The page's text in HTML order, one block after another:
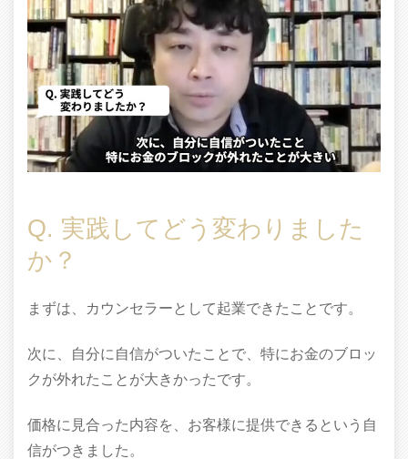
Q. 実践してどう変わりました
か？
まずは、カウンセラーとして起業できたことです。
次に、自分に自信がついたことで、特にお金のブロッ
クが外れたことが大きかったです。
価格に見合った内容を、お客様に提供できるという自
信がつきました。